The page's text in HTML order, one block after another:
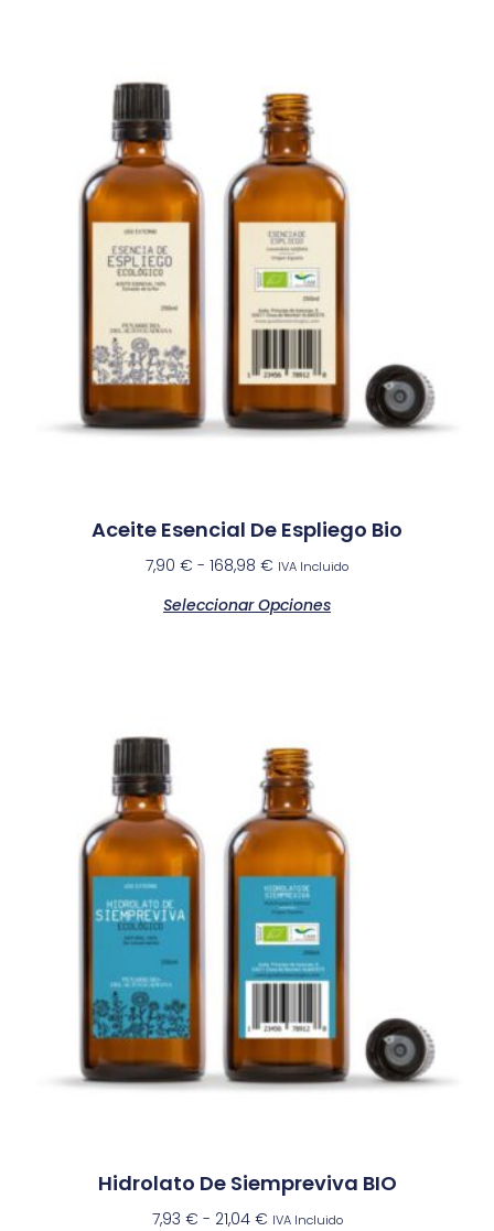
Aceite Esencial De Espliego Bio
7,90 € - 168,98 € IVA Incluido
Seleccionar Opciones
Hidrolato De Siempreviva BIO
7,93 € - 21,04 € IVA Incluido